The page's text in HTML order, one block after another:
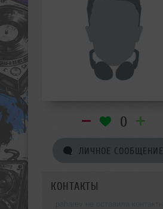
0
ЛИЧНОЕ СООБЩЕНИЕ
КОНТАКТЫ